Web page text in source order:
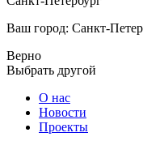
Ваш город: Санкт-
Верно
Выбрать другой
О нас
Новости
Проекты